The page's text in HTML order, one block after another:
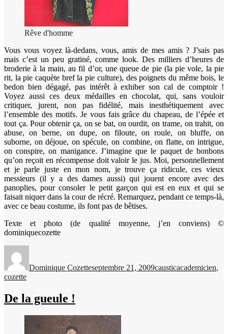
Rêve d'homme
Vous vous voyez là-dedans, vous, amis de mes amis ? J’sais pas
mais c’est un peu gratiné, comme look. Des milliers d’heures de
broderie à la main, au fil d’or, une queue de pie (la pie vole, la pie
rit, la pie caquète bref la pie culture), des poignets du même bois, le
bedon bien dégagé, pas intérêt à exhiber son cal de comptoir !
Voyez aussi ces deux médailles en chocolat, qui, sans vouloir
critiquer, jurent, non pas fidélité, mais inesthétiquement avec
l’ensemble des motifs. Je vous fais grâce du chapeau, de l’épée et
tout ça. Pour obtenir ça, on se bat, on ourdit, on trame, on trahit, on
abuse, on berne, on dupe, on filoute, on roule, on bluffe, on
suborne, on déjoue, on spécule, on combine, on flatte, on intrigue,
on conspire, on manigance. J’imagine que le paquet de bonbons
qu’on reçoit en récompense doit valoir le jus. Moi, personnellement
et je parle juste en mon nom, je trouve ça ridicule, ces vieux
messieurs (il y a des dames aussi) qui jouent encore avec des
panoplies, pour consoler le petit garçon qui est en eux et qui se
faisait niquer dans la cour de récré. Remarquez, pendant ce temps-là,
avec ce beau costume, ils font pas de bêtises.
Texte et photo (de qualité moyenne, j’en conviens) ©
dominiquecozette
Dominique Cozetteseptembre 21, 2009causticacademicien,
cozette
De la gueule !